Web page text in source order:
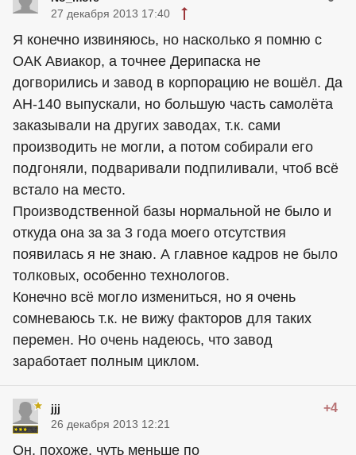
27 декабря 2013 17:40
Я конечно извиняюсь, но насколько я помню с
ОАК Авиакор, а точнее Дерипаска не
догворились и завод в корпорацию не вошёл. Да
АН-140 выпускали, но большую часть самолёта
заказывали на других заводах, т.к. сами
производить не могли, а потом собирали его
подгоняли, подваривали подпиливали, чтоб всё
встало на место.
Производственной базы нормальной не было и
откуда она за за 3 года моего отсутствия
появилась я не знаю. А главное кадров не было
толковых, особенно технологов.
Конечно всё могло измениться, но я очень
сомневаюсь т.к. не вижу факторов для таких
перемен. Но очень надеюсь, что завод
заработает полным циклом.
jjj +4
26 декабря 2013 12:21
Он, похоже, чуть меньше по